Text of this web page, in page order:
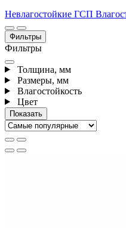
Невлагостойкие ГСП
Фильтры
Фильтры
Толщина, мм
Размеры, мм
Влагостойкость
Цвет